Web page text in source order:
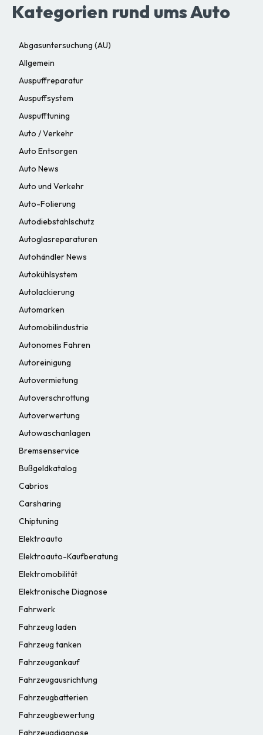
Kategorien rund ums Auto
Abgasuntersuchung (AU)
Allgemein
Auspuffreparatur
Auspuffsystem
Auspufftuning
Auto / Verkehr
Auto Entsorgen
Auto News
Auto und Verkehr
Auto-Folierung
Autodiebstahlschutz
Autoglasreparaturen
Autohändler News
Autokühlsystem
Autolackierung
Automarken
Automobilindustrie
Autonomes Fahren
Autoreinigung
Autovermietung
Autoverschrottung
Autoverwertung
Autowaschanlagen
Bremsenservice
Bußgeldkatalog
Cabrios
Carsharing
Chiptuning
Elektroauto
Elektroauto-Kaufberatung
Elektromobilität
Elektronische Diagnose
Fahrwerk
Fahrzeug laden
Fahrzeug tanken
Fahrzeugankauf
Fahrzeugausrichtung
Fahrzeugbatterien
Fahrzeugbewertung
Fahrzeugdiagnose